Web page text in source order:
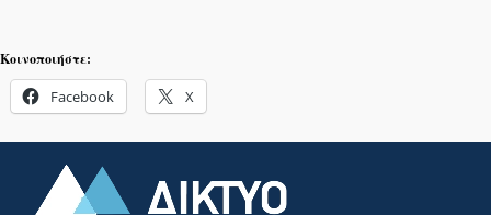
Κοινοποιήστε:
Facebook X